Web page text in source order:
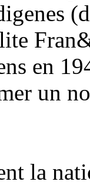
en
un
la